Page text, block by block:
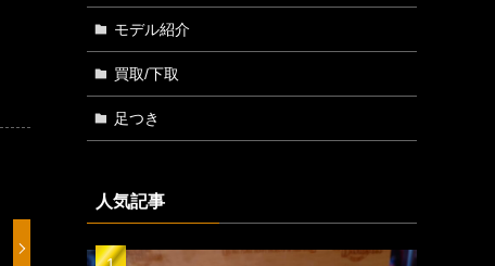
モデル紹介
買取/下取
足つき
人気記事